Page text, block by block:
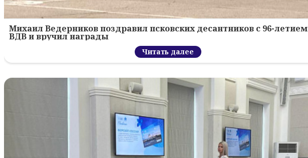
Михаил Ведерников поздравил псковских десантников с 96-летием
ВДВ и вручил награды
Читать далее